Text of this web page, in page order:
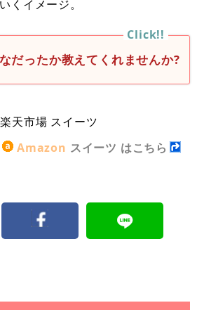
くイメージ。
だったか教えてくれませんか?
楽天市場 スイーツ
Amazon スイーツ はこちら